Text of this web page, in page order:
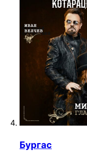
Бургас